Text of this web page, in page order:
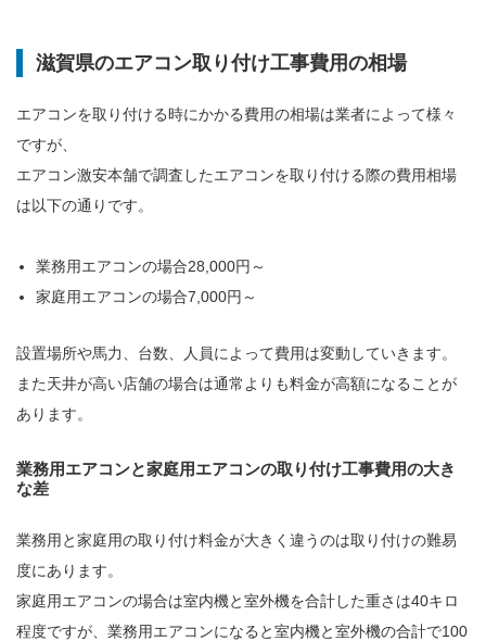
滋賀県のエアコン取り付け工事費用の相場
エアコンを取り付ける時にかかる費用の相場は業者によって様々
ですが、
エアコン激安本舗で調査したエアコンを取り付ける際の費用相場
は以下の通りです。
業務用エアコンの場合28,000円～
家庭用エアコンの場合7,000円～
設置場所や馬力、台数、人員によって費用は変動していきます。
また天井が高い店舗の場合は通常よりも料金が高額になることが
あります。
業務用エアコンと家庭用エアコンの取り付け工事費用の大き
な差
業務用と家庭用の取り付け料金が大きく違うのは取り付けの難易
度にあります。
家庭用エアコンの場合は室内機と室外機を合計した重さは40キロ
程度ですが、業務用エアコンになると室内機と室外機の合計で100